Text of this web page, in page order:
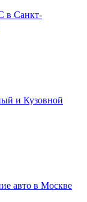
в Санкт-
и Кузовной
авто в Москве